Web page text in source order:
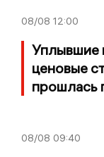
08/08 12:00
Уплывшие
ценовые
прошлась
08/08 09:40